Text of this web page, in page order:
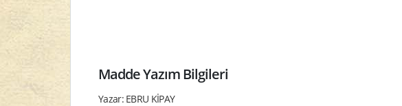
Madde Yazım Bilgileri
Yazar: EBRU KİPAY